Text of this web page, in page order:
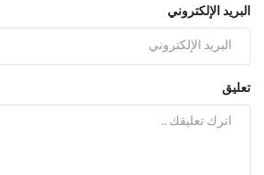
البريد الإلكتروني
تعليق